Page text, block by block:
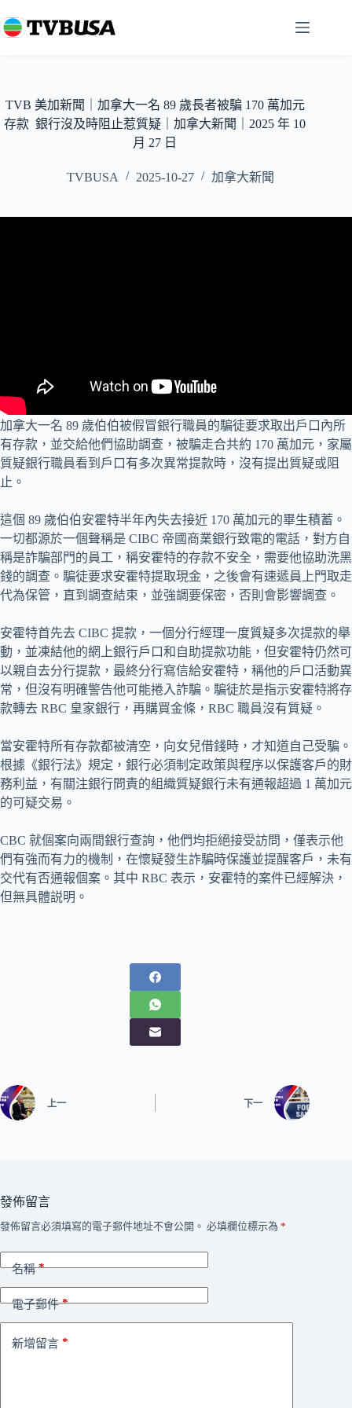
至
容TVB 美加新聞｜加拿大一名 89 歲長者被騙 170 萬加元
存款 銀行沒及時阻止惹質疑｜加拿大新聞｜2025 年 10
月 27 日
TVBUSA 2025-10-27 加拿大新聞
加拿大一名 89 歲伯伯被假冒銀行職員的騙徒要求取出戶口內所
有存款，並交給他們協助調查，被騙走合共約 170 萬加元，家屬
質疑銀行職員看到戶口有多次異常提款時，沒有提出質疑或阻
止。
這個 89 歲伯伯安霍特半年內失去接近 170 萬加元的畢生積蓄。
一切都源於一個聲稱是 CIBC 帝國商業銀行致電的電話，對方自
稱是詐騙部門的員工，稱安霍特的存款不安全，需要他協助洗黑
錢的調查。騙徒要求安霍特提取現金，之後會有速遞員上門取走
代為保管，直到調查結束，並強調要保密，否則會影響調查。
安霍特首先去 CIBC 提款，一個分行經理一度質疑多次提款的舉
動，並凍結他的網上銀行戶口和自助提款功能，但安霍特仍然可
以親自去分行提款，最終分行寫信給安霍特，稱他的戶口活動異
常，但沒有明確警告他可能捲入詐騙。騙徒於是指示安霍特將存
款轉去 RBC 皇家銀行，再購買金條，RBC 職員沒有質疑。
當安霍特所有存款都被清空，向女兒借錢時，才知道自己受騙。
根據《銀行法》規定，銀行必須制定政策與程序以保護客戶的財
務利益，有關注銀行問責的組織質疑銀行未有通報超過 1 萬加元
的可疑交易。
CBC 就個案向兩間銀行查詢，他們均拒絕接受訪問，僅表示他
們有強而有力的機制，在懷疑發生詐騙時保護並提醒客戶，未有
交代有否通報個案。其中 RBC 表示，安霍特的案件已經解決，
但無具體説明。
上一 下一
發佈留言
發佈留言必須填寫的電子郵件地址不會公開。 必填欄位標示為 *
名稱*
電子郵件*
新增留言 *